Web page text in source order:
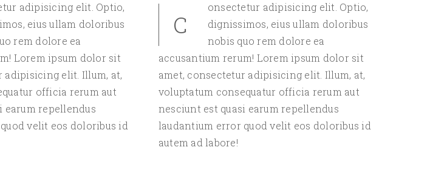
adipisicing elit. Optio,
eius ullam doloribus
rem dolore ea
Lorem ipsum dolor sit
adipisicing elit. Illum, at,
officia rerum aut
earum repellendus
velit eos doloribus id
C
onsectetur adipisicing elit. Optio,
dignissimos, eius ullam doloribus
nobis quo rem dolore ea
accusantium rerum! Lorem ipsum dolor sit
amet, consectetur adipisicing elit. Illum, at,
voluptatum consequatur officia rerum aut
nesciunt est quasi earum repellendus
laudantium error quod velit eos doloribus id
autem ad labore!